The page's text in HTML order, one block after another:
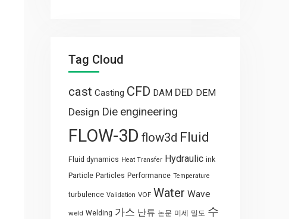
Tag Cloud
cast Casting CFD DAM DED DEM
Design Die engineering
FLOW-3D flow3d Fluid
Fluid dynamics Heat Transfer Hydraulic ink
Particle Particles Performance Temperature
turbulence Validation VOF Water Wave
weld Welding 가스 난류 논문 미세 밀도 수